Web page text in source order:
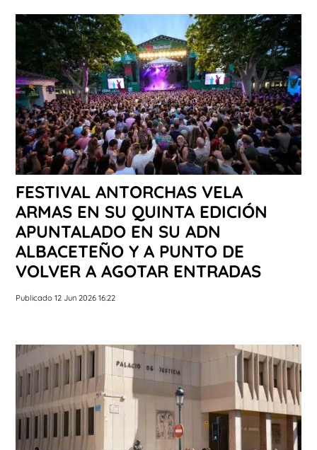
FESTIVAL ANTORCHAS VELA
ARMAS EN SU QUINTA EDICIÓN
APUNTALADO EN SU ADN
ALBACETEÑO Y A PUNTO DE
VOLVER A AGOTAR ENTRADAS
Publicado 12 Jun 2026 16:22